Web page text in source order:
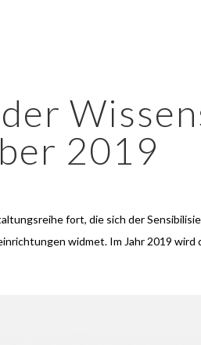
2019
fort, die sich der
widmet. Im Jahr 2019